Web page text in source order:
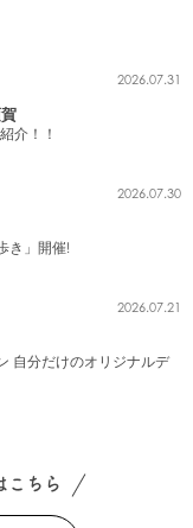
2026.07.31
介！！
2026.07.30
き」開催!
2026.07.21
自分だけのオリジナルデ
こちら